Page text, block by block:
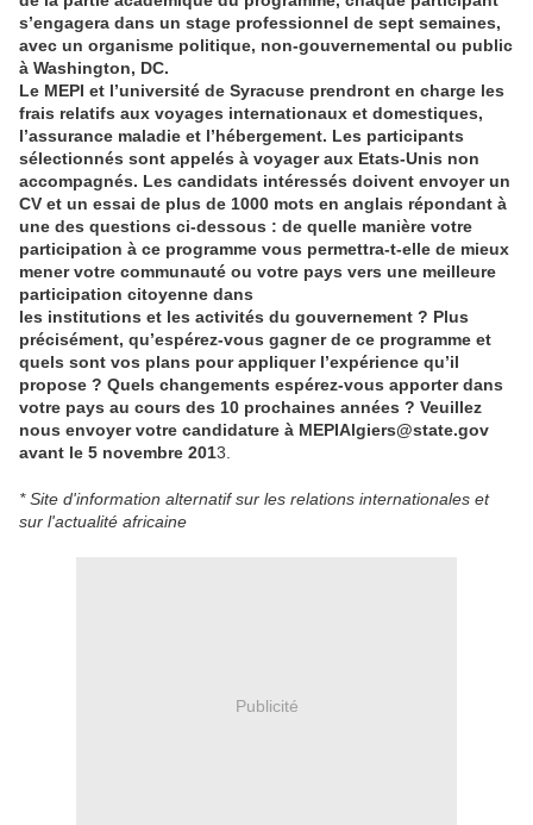
s’engagera dans un stage professionnel de sept semaines,
avec un organisme politique, non-gouvernemental ou public
à Washington, DC.
Le MEPI et l’université de Syracuse prendront en charge les
frais relatifs aux voyages internationaux et domestiques,
l’assurance maladie et l’hébergement. Les participants
sélectionnés sont appelés à voyager aux Etats-Unis non
accompagnés. Les candidats intéressés doivent envoyer un
CV et un essai de plus de 1000 mots en anglais répondant à
une des questions ci-dessous : de quelle manière votre
participation à ce programme vous permettra-t-elle de mieux
mener votre communauté ou votre pays vers une meilleure
participation citoyenne dans
les institutions et les activités du gouvernement ? Plus
précisément, qu’espérez-vous gagner de ce programme et
quels sont vos plans pour appliquer l’expérience qu’il
propose ? Quels changements espérez-vous apporter dans
votre pays au cours des 10 prochaines années ? Veuillez
nous envoyer votre candidature à MEPIAlgiers@state.gov
avant le 5 novembre 2013.
* Site d'information alternatif sur les relations internationales et
sur l'actualité africaine
Publicité